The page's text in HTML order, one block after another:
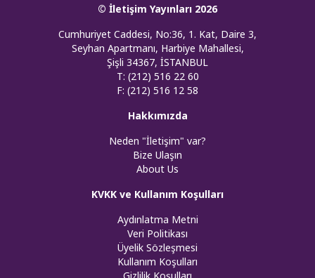
© İletişim Yayınları 2026
Cumhuriyet Caddesi, No:36, 1. Kat, Daire 3,
Seyhan Apartmanı, Harbiye Mahallesi,
Şişli 34367, İSTANBUL
T: (212) 516 22 60
F: (212) 516 12 58
Hakkımızda
Neden "İletişim" var?
Bize Ulaşın
About Us
KVKK ve Kullanım Koşulları
Aydınlatma Metni
Veri Politikası
Üyelik Sözleşmesi
Kullanım Koşulları